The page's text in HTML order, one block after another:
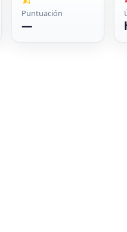
Puntuación
—